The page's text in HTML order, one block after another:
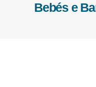
Bebés e